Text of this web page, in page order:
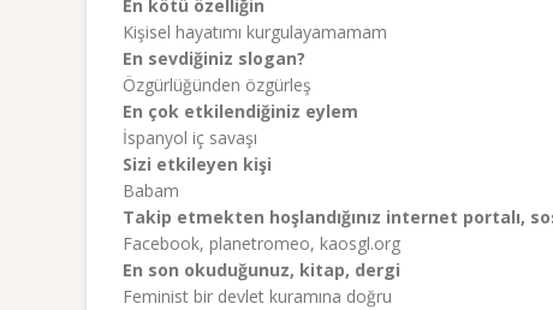
En kötü özelliğin
Kişisel hayatımı kurgulayamamam
En sevdiğiniz slogan?
Özgürlüğünden özgürleş
En çok etkilendiğiniz eylem
İspanyol iç savaşı
Sizi etkileyen kişi
Babam
Takip etmekten hoşlandığınız internet portalı,
Facebook, planetromeo, kaosgl.org
En son okuduğunuz, kitap, dergi
Feminist bir devlet kuramına doğru